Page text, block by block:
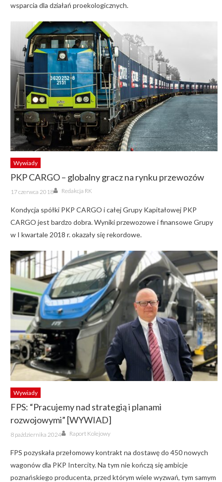
wsparcia dla działań proekologicznych.
Wywiady
PKP CARGO – globalny gracz na rynku przewozów
Posted
on
17 czerwca 2018 Author
Redakcja RK
Kondycja spółki PKP CARGO i całej Grupy Kapitałowej PKP
CARGO jest bardzo dobra. Wyniki przewozowe i finansowe Grupy
w I kwartale 2018 r. okazały się rekordowe.
Wywiady
FPS: “Pracujemy nad strategią i planami
rozwojowymi” [WYWIAD]
Posted
on
8 października 2024 Author
Raport Kolejowy
FPS pozyskała przełomowy kontrakt na dostawę do 450 nowych
wagonów dla PKP Intercity. Na tym nie kończą się ambicje
poznańskiego producenta, przed którym wiele wyzwań, tym samym